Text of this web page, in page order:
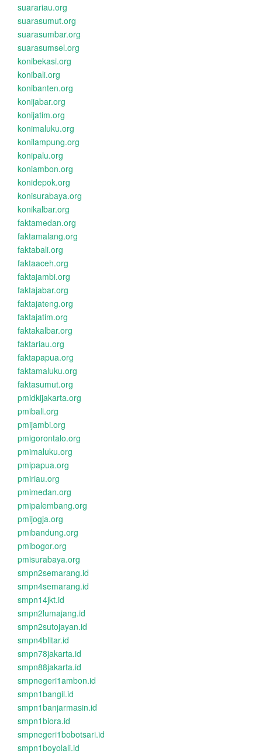
suarariau.org
suarasumut.org
suarasumbar.org
suarasumsel.org
konibekasi.org
konibali.org
konibanten.org
konijabar.org
konijatim.org
konimaluku.org
konilampung.org
konipalu.org
koniambon.org
konidepok.org
konisurabaya.org
konikalbar.org
faktamedan.org
faktamalang.org
faktabali.org
faktaaceh.org
faktajambi.org
faktajabar.org
faktajateng.org
faktajatim.org
faktakalbar.org
faktariau.org
faktapapua.org
faktamaluku.org
faktasumut.org
pmidkijakarta.org
pmibali.org
pmijambi.org
pmigorontalo.org
pmimaluku.org
pmipapua.org
pmiriau.org
pmimedan.org
pmipalembang.org
pmijogja.org
pmibandung.org
pmibogor.org
pmisurabaya.org
smpn2semarang.id
smpn4semarang.id
smpn14jkt.id
smpn2lumajang.id
smpn2sutojayan.id
smpn4blitar.id
smpn78jakarta.id
smpn88jakarta.id
smpnegeri1ambon.id
smpn1bangil.id
smpn1banjarmasin.id
smpn1biora.id
smpnegeri1bobotsari.id
smpn1boyolali.id